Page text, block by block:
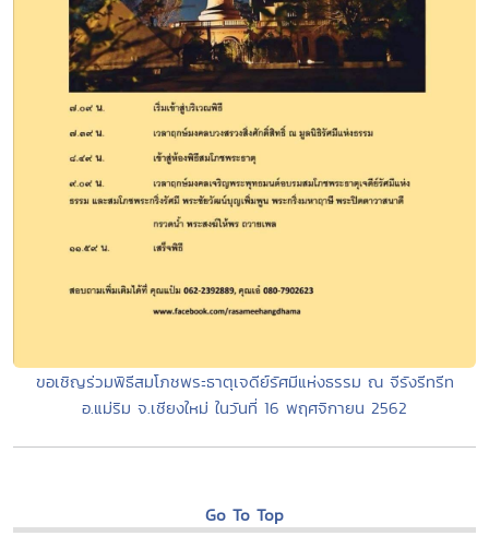
ขอเชิญร่วมพิธีสมโภชพระธาตุเจดีย์รัศมีแห่งธรรม ณ จีรังรีทรีท
อ.แม่ริม จ.เชียงใหม่ ในวันที่ 16 พฤศจิกายน 2562
Go To Top